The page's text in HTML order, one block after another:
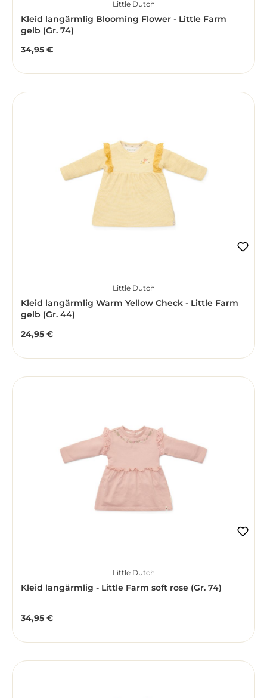
Little Dutch
Kleid langärmlig Blooming Flower - Little Farm
gelb (Gr. 74)
Regulärer Preis:
34,95 €
Little Dutch
Kleid langärmlig Warm Yellow Check - Little Farm
gelb (Gr. 44)
Regulärer Preis:
24,95 €
Little Dutch
Kleid langärmlig - Little Farm soft rose (Gr. 74)
Regulärer Preis:
34,95 €